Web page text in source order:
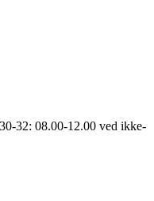
32: 08.00-12.00 ved ikke-